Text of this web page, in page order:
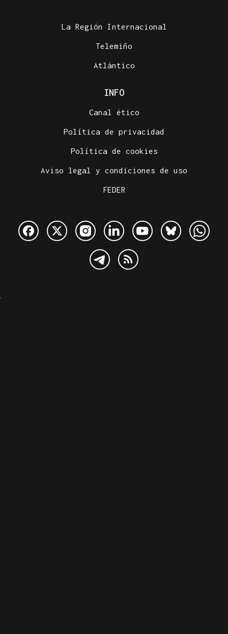
La Región Internacional
Telemiño
Atlántico
INFO
Canal ético
Política de privacidad
Política de cookies
Aviso legal y condiciones de uso
FEDER